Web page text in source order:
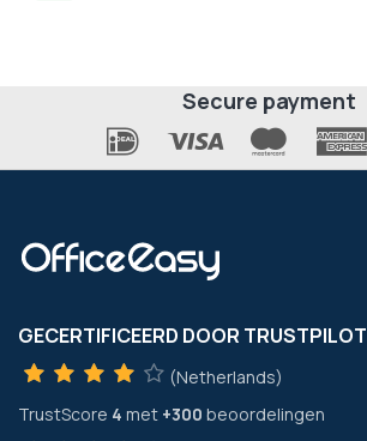
Secure payment
GECERTIFICEERD DOOR TRUSTPILOT
(Netherlands)
TrustScore 4 met +300 beoordelingen